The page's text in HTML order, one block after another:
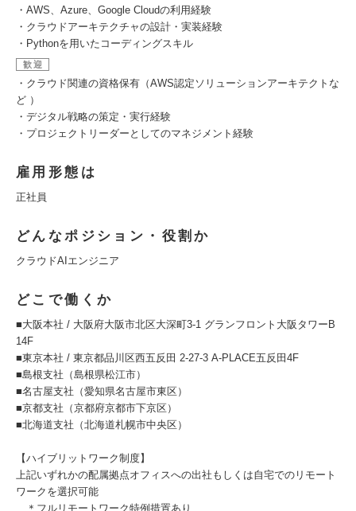
・AWS、Azure、Google Cloudの利用経験
・クラウドアーキテクチャの設計・実装経験
・Pythonを用いたコーディングスキル
歓迎
・クラウド関連の資格保有（AWS認定ソリューションアーキテクトな
ど ）
・デジタル戦略の策定・実行経験
・プロジェクトリーダーとしてのマネジメント経験
雇用形態は
正社員
どんなポジション・役割か
クラウドAIエンジニア
どこで働くか
■大阪本社 / 大阪府大阪市北区大深町3-1 グランフロント大阪タワーB
14F
■東京本社 / 東京都品川区西五反田 2-27-3 A-PLACE五反田4F
■島根支社（島根県松江市）
■名古屋支社（愛知県名古屋市東区）
■京都支社（京都府京都市下京区）
■北海道支社（北海道札幌市中央区）
【ハイブリットワーク制度】
上記いずれかの配属拠点オフィスへの出社もしくは自宅でのリモート
ワークを選択可能
＊フルリモートワーク特例措置あり